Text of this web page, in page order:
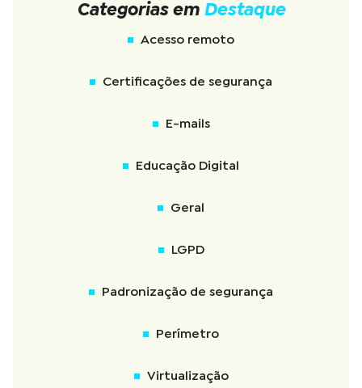
Categorias em Destaque
Acesso remoto
Certificações de segurança
E-mails
Educação Digital
Geral
LGPD
Padronização de segurança
Perímetro
Virtualização